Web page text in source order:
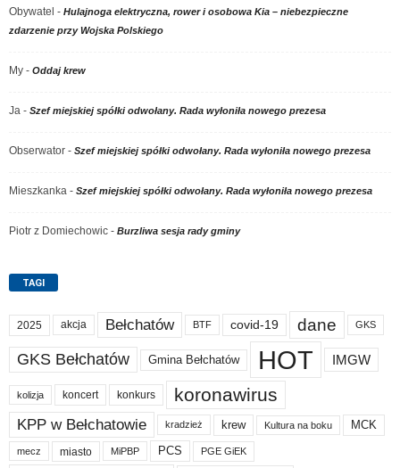
Obywatel - Hulajnoga elektryczna, rower i osobowa Kia – niebezpieczne
zdarzenie przy Wojska Polskiego
My - Oddaj krew
Ja - Szef miejskiej spółki odwołany. Rada wyłoniła nowego prezesa
Obserwator - Szef miejskiej spółki odwołany. Rada wyłoniła nowego prezesa
Mieszkanka - Szef miejskiej spółki odwołany. Rada wyłoniła nowego prezesa
Piotr z Domiechowic - Burzliwa sesja rady gminy
TAGI
2025 akcja Bełchatów BTF covid-19 dane GKS
GKS Bełchatów Gmina Bełchatów HOT IMGW
kolizja koncert konkurs koronawirus
KPP w Bełchatowie kradzież krew Kultura na boku MCK
mecz miasto MiPBP PCS PGE GiEK